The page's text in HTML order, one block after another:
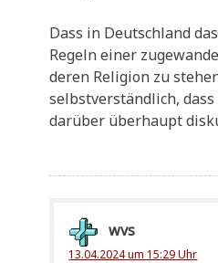
Dass in Deutsch­land
Regeln einer
deren Reli­gi­on zu
selbst­ver­ständ­lich,
dar­über über­haupt
wvs
13.04.2024 um 15:29 Uhr